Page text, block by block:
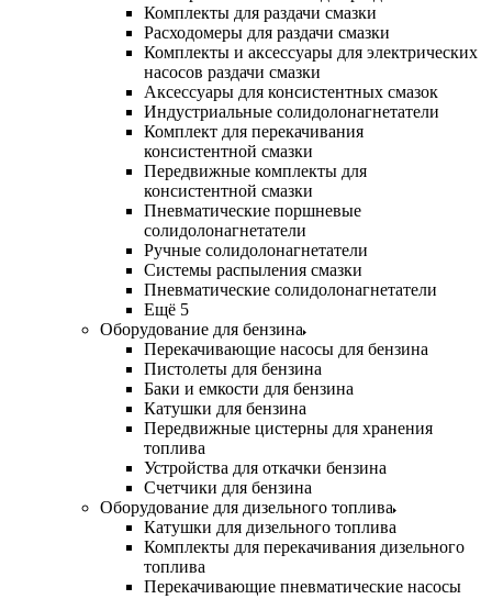
Комплекты для раздачи смазки
Расходомеры для раздачи смазки
Комплекты и аксессуары для электрических
насосов раздачи смазки
Аксессуары для консистентных смазок
Индустриальные солидолонагнетатели
Комплект для перекачивания
консистентной смазки
Передвижные комплекты для
консистентной смазки
Пневматические поршневые
солидолонагнетатели
Ручные солидолонагнетатели
Системы распыления смазки
Пневматические солидолонагнетатели
Ещё 5
Оборудование для бензина
Перекачивающие насосы для бензина
Пистолеты для бензина
Баки и емкости для бензина
Катушки для бензина
Передвижные цистерны для хранения
топлива
Устройства для откачки бензина
Счетчики для бензина
Оборудование для дизельного топлива
Катушки для дизельного топлива
Комплекты для перекачивания дизельного
топлива
Перекачивающие пневматические насосы